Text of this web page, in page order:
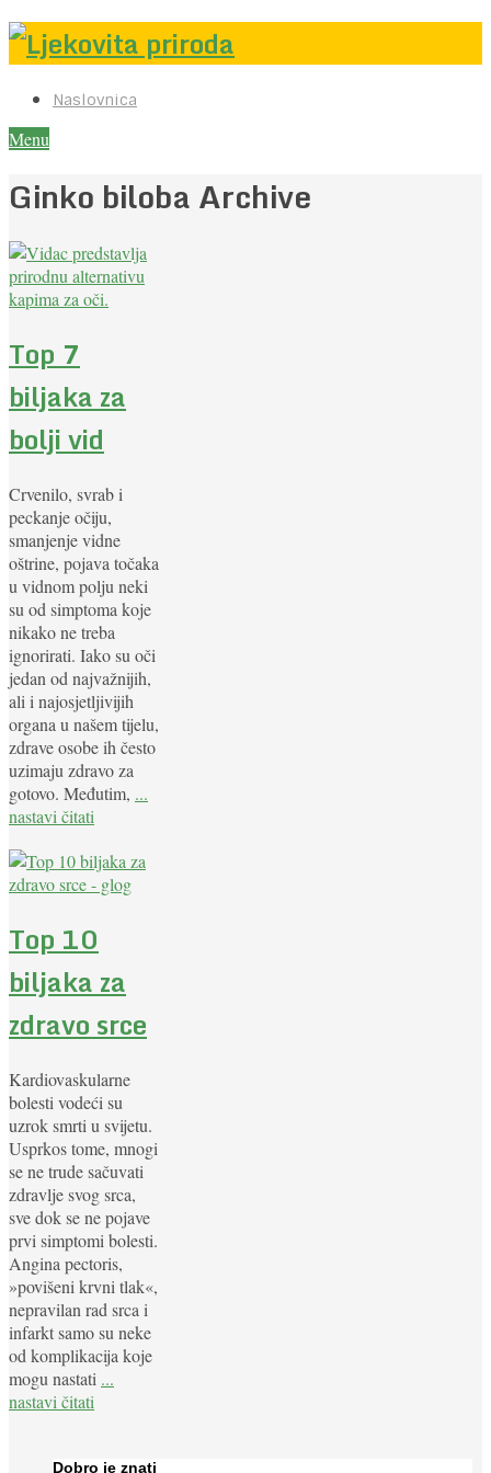
Naslovnica
Menu
Ginko biloba Archive
Top 7
biljaka za
bolji vid
Crvenilo, svrab i
peckanje očiju,
smanjenje vidne
oštrine, pojava točaka
u vidnom polju neki
su od simptoma koje
nikako ne treba
ignorirati. Iako su oči
jedan od najvažnijih,
ali i najosjetljivijih
organa u našem tijelu,
zdrave osobe ih često
uzimaju zdravo za
gotovo. Međutim, ...
nastavi čitati
Top 10
biljaka za
zdravo srce
Kardiovaskularne
bolesti vodeći su
uzrok smrti u svijetu.
Usprkos tome, mnogi
se ne trude sačuvati
zdravlje svog srca,
sve dok se ne pojave
prvi simptomi bolesti.
Angina pectoris,
»povišeni krvni tlak«,
nepravilan rad srca i
infarkt samo su neke
od komplikacija koje
mogu nastati ...
nastavi čitati
Dobro je znati